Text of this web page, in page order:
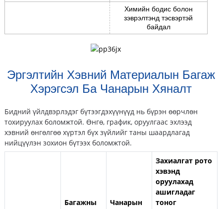
Химийн бодис болон
зэврэлтэнд тэсвэртэй
байдал
Эргэлтийн Хэвний Материалын Багаж
Хэрэгсэл Ба Чанарын Хяналт
Бидний үйлдвэрлэдэг бүтээгдэхүүнүүд нь бүрэн өөрчлөн
тохируулах боломжтой. Өнгө, график, оруулгаас эхлээд
хэвний өнгөлгөө хүртэл бүх зүйлийг таны шаардлагад
нийцүүлэн зохион бүтээх боломжтой.
Багажны
Чанарын
Захиалгат рото
хэвэнд
оруулахад
ашигладаг
тоног